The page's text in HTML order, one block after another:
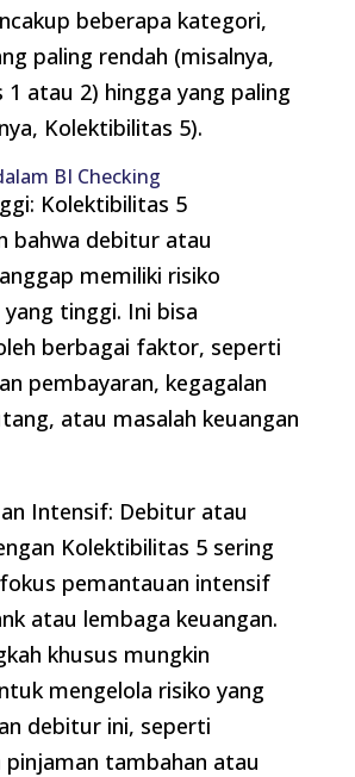
beberapa kategori,
paling rendah (misalnya,
atau 2) hingga yang paling
Kolektibilitas 5).
BI Checking
Kolektibilitas 5
bahwa debitur atau
memiliki risiko
tinggi. Ini bisa
berbagai faktor, seperti
pembayaran, kegagalan
atau masalah keuangan
Intensif: Debitur atau
Kolektibilitas 5 sering
pemantauan intensif
atau lembaga keuangan.
khusus mungkin
mengelola risiko yang
debitur ini, seperti
tambahan atau